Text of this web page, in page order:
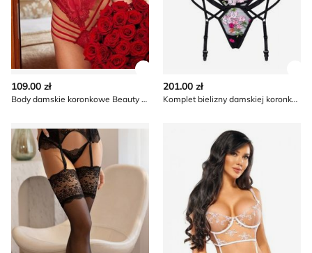
109.00 zł
Body damskie koronkowe Beauty Night
201.00 zł
Komplet bielizny damskiej koronkowy Beauty Night
Pończochy Beauty Night Komplet bielizny damskiej